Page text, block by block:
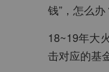
钱”，怎么办
18~19年大
击对应的基